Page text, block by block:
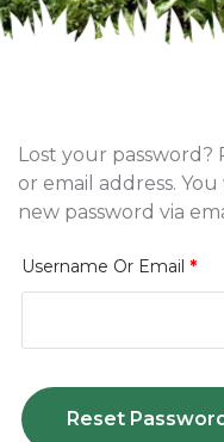
Lost your
or email address.
new password via
Username Or Email *
Reset